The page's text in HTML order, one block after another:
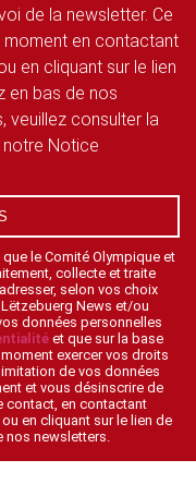
de la newsletter. Ce
en contactant
en cliquant sur le lien
en bas de nos
veuillez consulter la
notre Notice
le Comité Olympique et
collecte et traite
selon vos choix
News et/ou
données personnelles
et que sur la base
exercer vos droits
de vos données
et vous désinscrire de
contact, en contactant
en cliquant sur le lien de
newsletters.